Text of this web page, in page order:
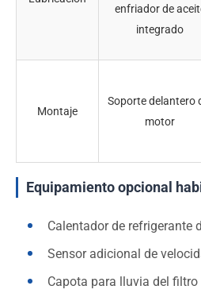
enfriador de
integrado
Montaje
Soporte delantero
motor
Equipamiento opcional
Calentador de refrigerante
Sensor adicional de
Capota para lluvia del filtro